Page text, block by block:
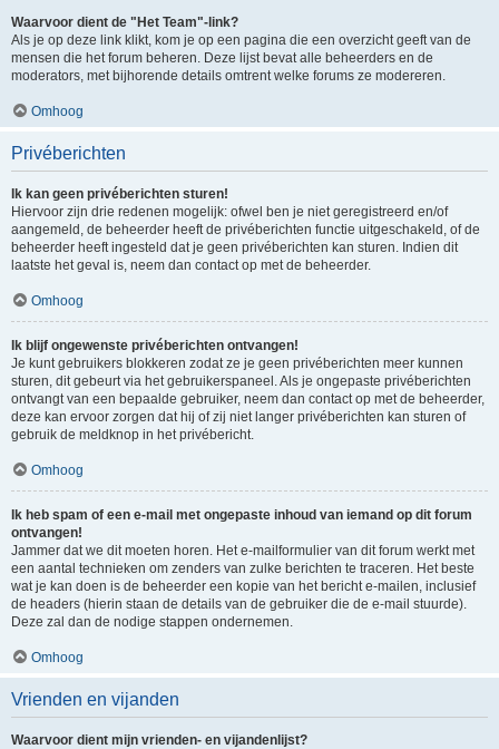
Waarvoor dient de "Het Team"-link?
Als je op deze link klikt, kom je op een pagina die een overzicht geeft van de
mensen die het forum beheren. Deze lijst bevat alle beheerders en de
moderators, met bijhorende details omtrent welke forums ze modereren.
Omhoog
Privéberichten
Ik kan geen privéberichten sturen!
Hiervoor zijn drie redenen mogelijk: ofwel ben je niet geregistreerd en/of
aangemeld, de beheerder heeft de privéberichten functie uitgeschakeld, of de
beheerder heeft ingesteld dat je geen privéberichten kan sturen. Indien dit
laatste het geval is, neem dan contact op met de beheerder.
Omhoog
Ik blijf ongewenste privéberichten ontvangen!
Je kunt gebruikers blokkeren zodat ze je geen privéberichten meer kunnen
sturen, dit gebeurt via het gebruikerspaneel. Als je ongepaste privéberichten
ontvangt van een bepaalde gebruiker, neem dan contact op met de beheerder,
deze kan ervoor zorgen dat hij of zij niet langer privéberichten kan sturen of
gebruik de meldknop in het privébericht.
Omhoog
Ik heb spam of een e-mail met ongepaste inhoud van iemand op dit forum
ontvangen!
Jammer dat we dit moeten horen. Het e-mailformulier van dit forum werkt met
een aantal technieken om zenders van zulke berichten te traceren. Het beste
wat je kan doen is de beheerder een kopie van het bericht e-mailen, inclusief
de headers (hierin staan de details van de gebruiker die de e-mail stuurde).
Deze zal dan de nodige stappen ondernemen.
Omhoog
Vrienden en vijanden
Waarvoor dient mijn vrienden- en vijandenlijst?